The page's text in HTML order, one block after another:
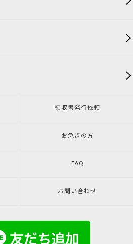
領収書発行依頼
お急ぎの方
FAQ
お問い合わせ